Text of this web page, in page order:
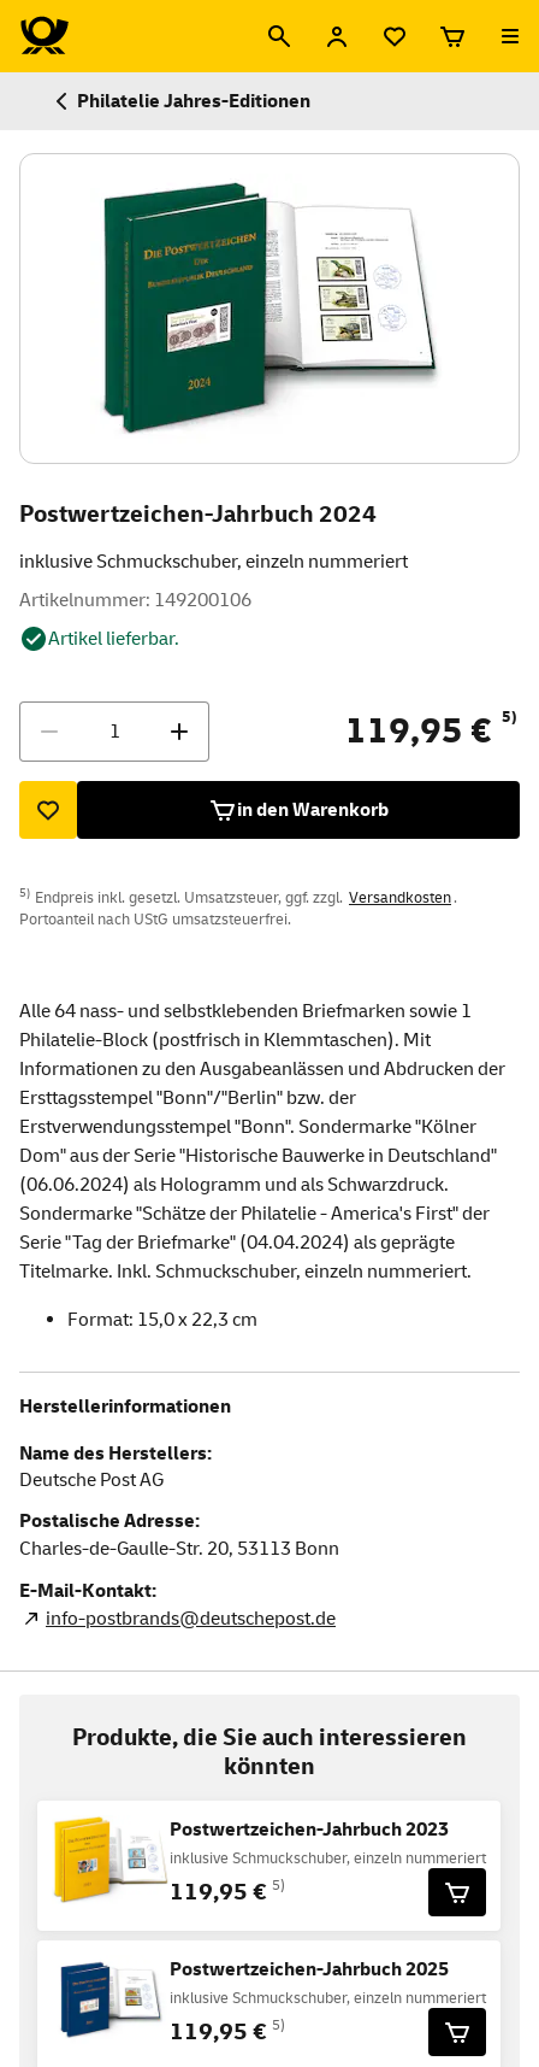
Philatelie Jahres-Editionen
Postwertzeichen-Jahrbuch 2024
inklusive Schmuckschuber, einzeln nummeriert
Artikelnummer: 149200106
Artikel lieferbar.
119,95 € 5)
in den Warenkorb
5) Endpreis inkl. gesetzl. Umsatzsteuer, ggf. zzgl. Versandkosten.
Portoanteil nach UStG umsatzsteuerfrei.
Alle 64 nass- und selbstklebenden Briefmarken sowie 1
Philatelie-Block (postfrisch in Klemmtaschen). Mit
Informationen zu den Ausgabeanlässen und Abdrucken der
Ersttagsstempel "Bonn"/"Berlin" bzw. der
Erstverwendungsstempel "Bonn". Sondermarke "Kölner
Dom" aus der Serie "Historische Bauwerke in Deutschland"
(06.06.2024) als Hologramm und als Schwarzdruck.
Sondermarke "Schätze der Philatelie - America's First" der
Serie "Tag der Briefmarke" (04.04.2024) als geprägte
Titelmarke. Inkl. Schmuckschuber, einzeln nummeriert.
Format: 15,0 x 22,3 cm
Herstellerinformationen
Name des Herstellers:
Deutsche Post AG
Postalische Adresse:
Charles-de-Gaulle-Str. 20, 53113 Bonn
E-Mail-Kontakt:
info-postbrands@deutschepost.de
Produkte, die Sie auch interessieren
könnten
Postwertzeichen-Jahrbuch 2023
inklusive Schmuckschuber, einzeln nummeriert
119,95 € 5)
Postwertzeichen-Jahrbuch 2025
inklusive Schmuckschuber, einzeln nummeriert
119,95 € 5)